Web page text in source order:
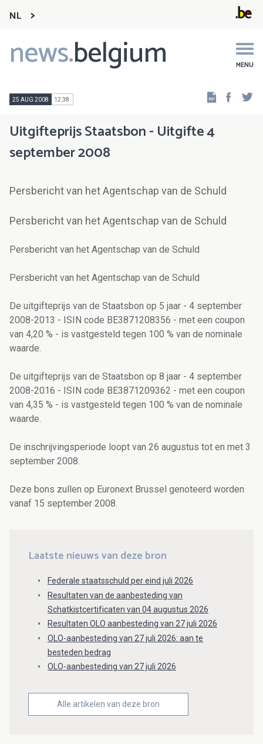
NL
news.belgium MENU
Main
navigation
25 AUG 2008 12:38
Uitgifteprijs Staatsbon - Uitgifte 4
september 2008
Persbericht van het Agentschap van de Schuld
Persbericht van het Agentschap van de Schuld
Persbericht van het Agentschap van de Schuld
Persbericht van het Agentschap van de Schuld
De uitgifteprijs van de Staatsbon op 5 jaar - 4 september
2008-2013 - ISIN code BE3871208356 - met een coupon
van 4,20 % - is vastgesteld tegen 100 % van de nominale
waarde.
De uitgifteprijs van de Staatsbon op 8 jaar - 4 september
2008-2016 - ISIN code BE3871209362 - met een coupon
van 4,35 % - is vastgesteld tegen 100 % van de nominale
waarde.
De inschrijvingsperiode loopt van 26 augustus tot en met 3
september 2008.
Deze bons zullen op Euronext Brussel genoteerd worden
vanaf 15 september 2008.
Laatste nieuws van deze bron
Federale staatsschuld per eind juli 2026
Resultaten van de aanbesteding van
Schatkistcertificaten van 04 augustus 2026
Resultaten OLO aanbesteding van 27 juli 2026
OLO-aanbesteding van 27 juli 2026: aan te
besteden bedrag
OLO-aanbesteding van 27 juli 2026
Alle artikelen van deze bron